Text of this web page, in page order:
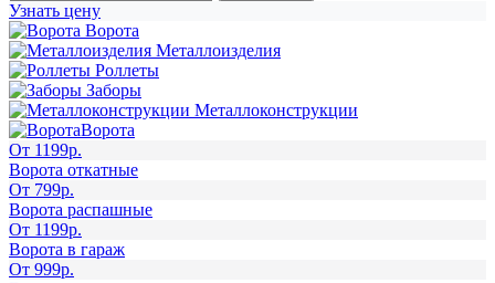
Узнать цену
Ворота
Металлоизделия
Роллеты
Заборы
Металлоконструкции
Ворота
От 1199р.
Ворота откатные
От 799р.
Ворота распашные
От 1199р.
Ворота в гараж
От 999р.